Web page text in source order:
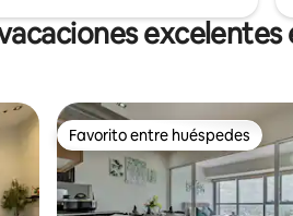
excelentes
Favorito entre huéspedes
Favorito entre huéspedes